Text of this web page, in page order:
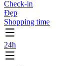
Check-in
Đẹp
Shopping time
24h